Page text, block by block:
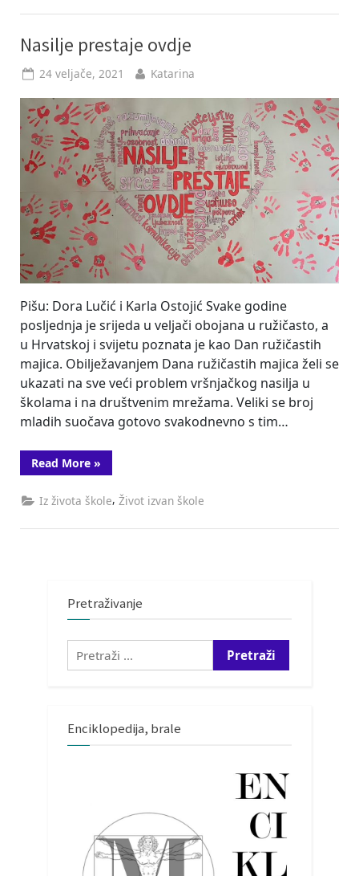
Nasilje prestaje ovdje
Posted
24 veljače, 2021 By
Katarina
Pišu: Dora Lučić i Karla Ostojić Svake godine
posljednja je srijeda u veljači obojana u ružičasto, a
u Hrvatskoj i svijetu poznata je kao Dan ružičastih
majica. Obilježavanjem Dana ružičastih majica želi se
ukazati na sve veći problem vršnjačkog nasilja u
školama i na društvenim mrežama. Veliki se broj
mladih suočava gotovo svakodnevno s tim…
Read More“Nasilje
prestaje
»
Iz života škole,Život izvan škole
Pretraživanje
Pretraži:
Enciklopedija, brale